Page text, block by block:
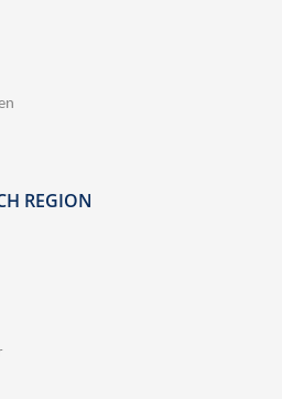
REGION